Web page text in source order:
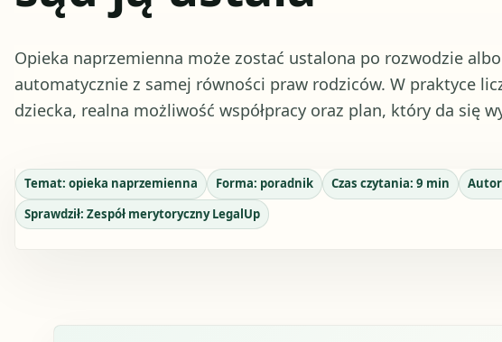
Opieka naprzemienna może zostać ustalona po rozwodzie
automatycznie z samej równości praw rodziców. W praktyce
dziecka, realna możliwość współpracy oraz plan, który da się
Temat: opieka naprzemienna Forma: poradnik Czas czytania: 9 min
Sprawdził: Zespół merytoryczny LegalUp